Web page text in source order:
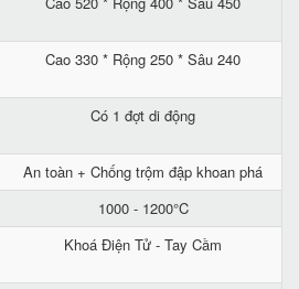
Cao 330 * Rộng 250 * Sâu 240
Có 1 đợt di động
An toàn + Chống trộm đập khoan phá
1000 - 1200°C
Khoá Điện Tử - Tay Cầm